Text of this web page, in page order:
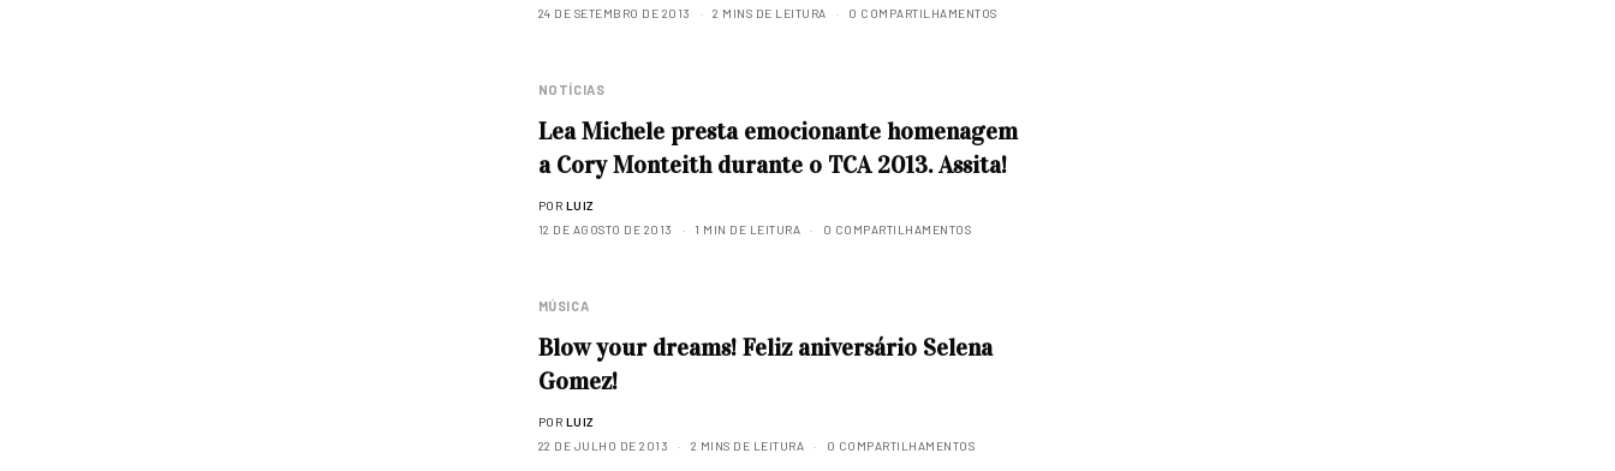
24 DE SETEMBRO DE 2013
2 MINS DE LEITURA 0 COMPARTILHAMENTOS
NOTÍCIAS
Lea Michele presta emocionante homenagem
a Cory Monteith durante o TCA 2013. Assita!
POR LUIZ
12 DE AGOSTO DE 2013
1 MIN DE LEITURA 0 COMPARTILHAMENTOS
MÚSICA
Blow your dreams! Feliz aniversário Selena
Gomez!
POR LUIZ
22 DE JULHO DE 2013
2 MINS DE LEITURA 0 COMPARTILHAMENTOS